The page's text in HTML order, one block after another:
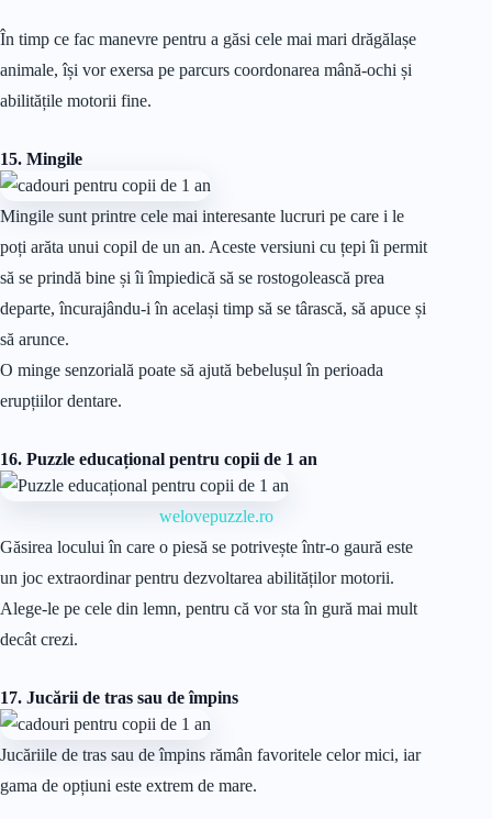
În timp ce fac manevre pentru a găsi cele mai mari drăgălașe
animale, își vor exersa pe parcurs coordonarea mână-ochi și
abilitățile motorii fine.
15. Mingile
Mingile sunt printre cele mai interesante lucruri pe care i le
poți arăta unui copil de un an. Aceste versiuni cu țepi îi permit
să se prindă bine și îi împiedică să se rostogolească prea
departe, încurajându-i în același timp să se târască, să apuce și
să arunce.
O minge senzorială poate să ajută bebelușul în perioada
erupțiilor dentare.
16. Puzzle educațional pentru copii de 1 an
welovepuzzle.ro
Găsirea locului în care o piesă se potrivește într-o gaură este
un joc extraordinar pentru dezvoltarea abilităților motorii.
Alege-le pe cele din lemn, pentru că vor sta în gură mai mult
decât crezi.
17. Jucării de tras sau de împins
Jucăriile de tras sau de împins rămân favoritele celor mici, iar
gama de opțiuni este extrem de mare.